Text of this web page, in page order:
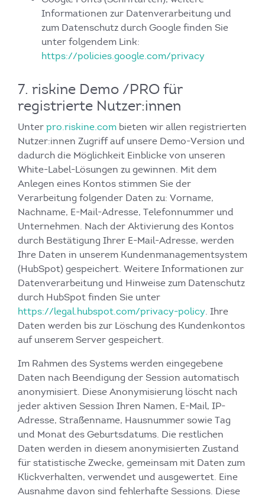
Informationen zur Datenverarbeitung und
zum Datenschutz durch Google finden Sie
unter folgendem Link:
https://policies.google.com/privacy
7. riskine Demo /PRO für
registrierte Nutzer:innen
Unter pro.riskine.com bieten wir allen registrierten
Nutzer:innen Zugriff auf unsere Demo-Version und
dadurch die Möglichkeit Einblicke von unseren
White-Label-Lösungen zu gewinnen. Mit dem
Anlegen eines Kontos stimmen Sie der
Verarbeitung folgender Daten zu: Vorname,
Nachname, E-Mail-Adresse, Telefonnummer und
Unternehmen. Nach der Aktivierung des Kontos
durch Bestätigung Ihrer E-Mail-Adresse, werden
Ihre Daten in unserem Kundenmanagementsystem
(HubSpot) gespeichert. Weitere Informationen zur
Datenverarbeitung und Hinweise zum Datenschutz
durch HubSpot finden Sie unter
https://legal.hubspot.com/privacy-policy. Ihre
Daten werden bis zur Löschung des Kundenkontos
auf unserem Server gespeichert.
Im Rahmen des Systems werden eingegebene
Daten nach Beendigung der Session automatisch
anonymisiert. Diese Anonymisierung löscht nach
jeder aktiven Session Ihren Namen, E-Mail, IP-
Adresse, Straßenname, Hausnummer sowie Tag
und Monat des Geburtsdatums. Die restlichen
Daten werden in diesem anonymisierten Zustand
für statistische Zwecke, gemeinsam mit Daten zum
Klickverhalten, verwendet und ausgewertet. Eine
Ausnahme davon sind fehlerhafte Sessions. Diese